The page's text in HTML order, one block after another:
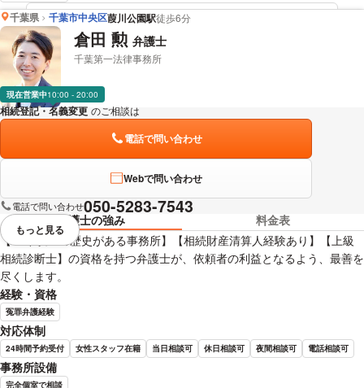
辰野 樹市 弁護士の詳細情報を見る
千葉県 千葉市中央区葭川公園駅徒歩6分
倉田 勲 弁護士
千葉第一法律事務所
現在営業中10:00 - 20:00
相続登記・名義変更 のご相談は
電話で問い合わせ
Webで問い合わせ
電話で問い合わせ050-5283-7543
弁護士の強み
料金表
【60年以上の歴史がある事務所】【相続財産清算人経験あり】【上級
相続診断士】の資格を持つ弁護士が、依頼者の利益となるよう、最善を
尽くします。
経験・資格
冤罪弁護経験
対応体制
24時間予約受付 女性スタッフ在籍 当日相談可 休日相談可 夜間相談可 電話相談可
事務所設備
完全個室で相談
視覚的に省略されている要素を
もっと見る